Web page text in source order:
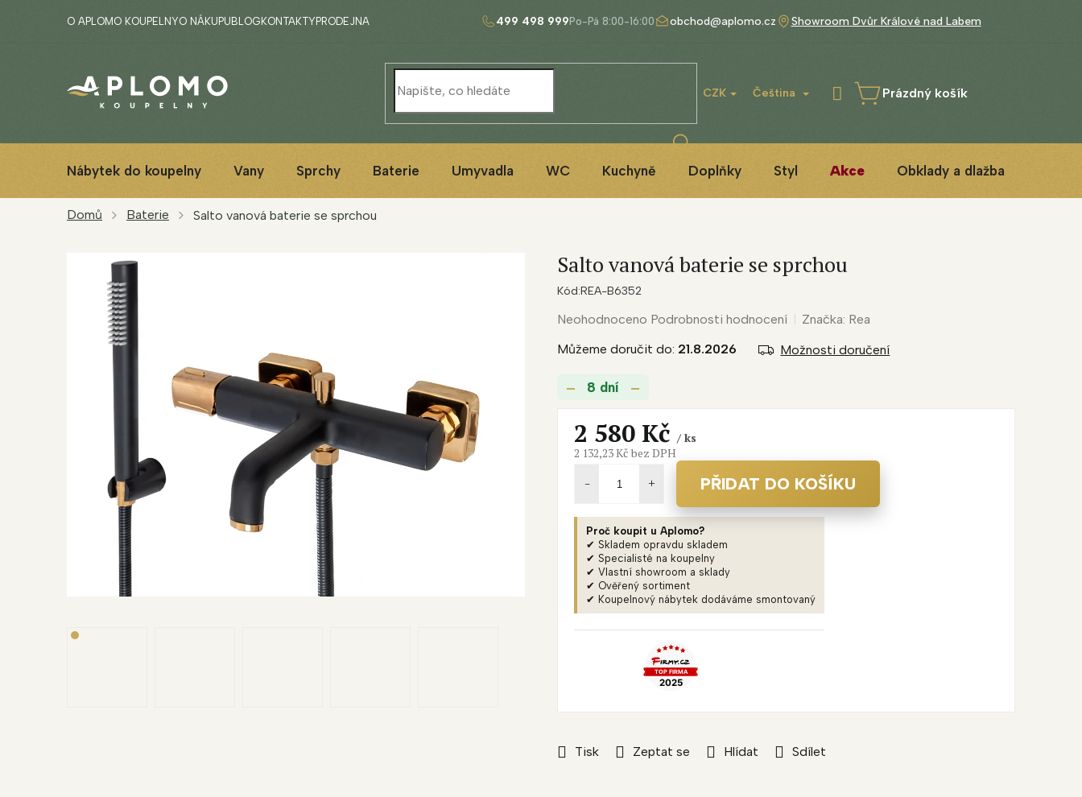
499 498 999 obchod@aplomo.cz Showroom Dvůr Králové nad Labem
O APLOMO KOUPELNYO NÁKUPU BLOG KONTAKTY PRODEJNA
CZK Čeština
NÁKUPNÍ
Prázdný košík
Nábytek do koupelny Vany Sprchy Baterie Umyvadla WC Kuchyně Doplňky Styl Akce Obklady a dlažba
Domů Baterie Salto vanová baterie se sprchou
8 dní
Můžeme doručit do: 21.8.2026 Možnosti doručení
Tisk Zeptat se Hlídat Sdílet
Salto vanová baterie se sprchou
Kód:REA-B6352
Průměrné
produktu
0,0
hvězdiček.
Neohodnoceno Podrobnosti hodnocení Značka: Rea
2 580 Kč/ ks
2 132,23 Kč bez DPH
PŘIDAT DO KOŠÍKU
Proč koupit u Aplomo?
✔ Skladem opravdu skladem
✔ Specialisté na koupelny
✔ Vlastní showroom a sklady
✔ Ověřený sortiment
✔ Koupelnový nábytek dodáváme smontovaný